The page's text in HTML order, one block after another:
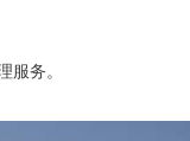
务。